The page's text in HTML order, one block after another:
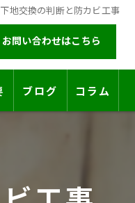
地交換の判断と防カビ工事
お問い合わせはこちら
ブログ コラム